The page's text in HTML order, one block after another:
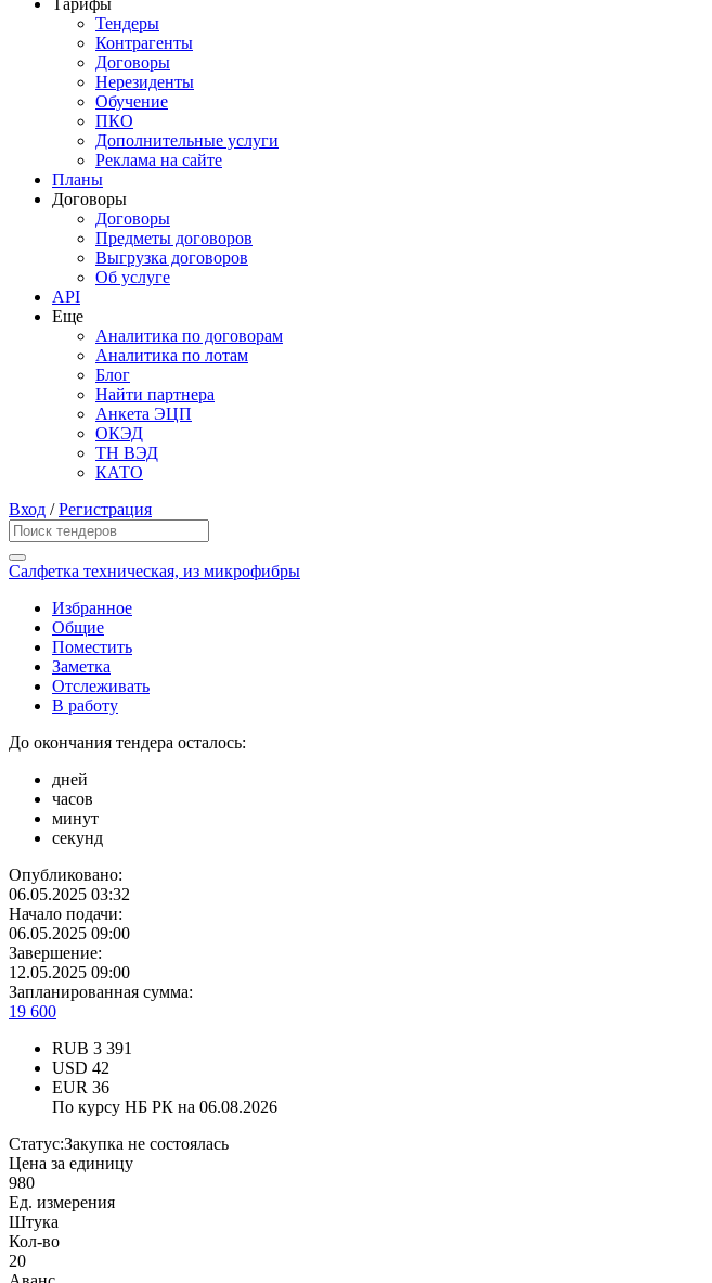
Тарифы
Тендеры
Контрагенты
Договоры
Нерезиденты
Обучение
ПКО
Дополнительные услуги
Реклама на сайте
Планы
Договоры
Договоры
Предметы договоров
Выгрузка договоров
Об услуге
API
Еще
Аналитика по договорам
Аналитика по лотам
Блог
Найти партнера
Анкета ЭЦП
ОКЭД
ТН ВЭД
КАТО
Вход /Регистрация
Салфетка техническая, из микрофибры
Избранное
Общие
Поместить
Заметка
Отслеживать
В работу
До окончания тендера осталось:
дней
часов
минут
секунд
Опубликовано:
06.05.2025 03:32
Начало подачи:
06.05.2025 09:00
Завершение:
12.05.2025 09:00
Запланированная сумма:
19 600
RUB 3 391
USD 42
EUR 36
По курсу НБ РК на 06.08.2026
Статус:Закупка не состоялась
Цена за единицу
980
Ед. измерения
Штука
Кол-во
20